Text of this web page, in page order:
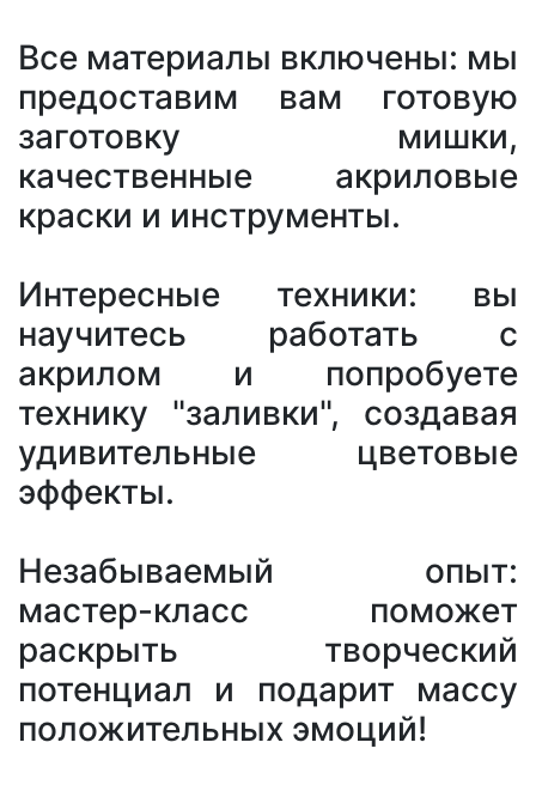
Все материалы включены: мы
предоставим вам готовую
заготовку мишки,
качественные акриловые
краски и инструменты.
Интересные техники: вы
научитесь работать с
акрилом и попробуете
технику "заливки", создавая
удивительные цветовые
эффекты.
Незабываемый опыт:
мастер-класс поможет
раскрыть творческий
потенциал и подарит массу
положительных эмоций!